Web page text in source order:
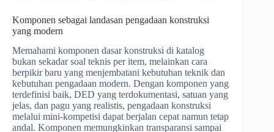
Komponen sebagai landasan pengadaan konstruksi
yang modern
Memahami komponen dasar konstruksi di katalog
bukan sekadar soal teknis per item, melainkan cara
berpikir baru yang menjembatani kebutuhan teknik dan
kebutuhan pengadaan modern. Dengan komponen yang
terdefinisi baik, DED yang terdokumentasi, satuan yang
jelas, dan pagu yang realistis, pengadaan konstruksi
melalui mini-kompetisi dapat berjalan cepat namun tetap
andal. Komponen memungkinkan transparansi sampai